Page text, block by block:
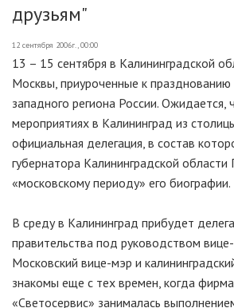
друзьям"
12 сентября 2006г., 00:00
13 – 15 сентября в Калининградской
Москвы, приуроченные к празднованию
западного региона России. Ожидается,
мероприятиях в Калининград из
официальная делегация, в состав
губернатора Калининградской области
«московскому периоду» его биографии.
В среду в Калининград прибудет
правительства под руководством
Московский вице-мэр и
знакомы еще с тех времен, когда фирма
«Светосервис» занималась